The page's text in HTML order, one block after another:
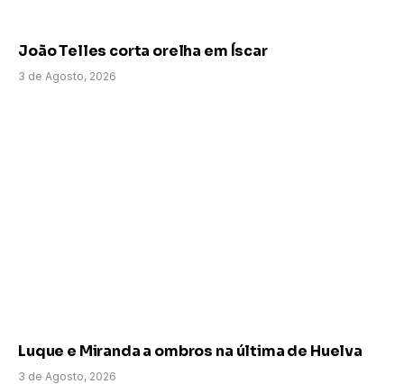
João Telles corta orelha em Íscar
3 de Agosto, 2026
Luque e Miranda a ombros na última de Huelva
3 de Agosto, 2026